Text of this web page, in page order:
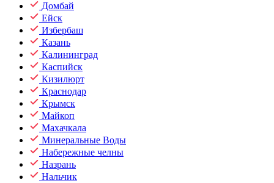
Домбай
Ейск
Избербаш
Казань
Калининград
Каспийск
Кизилюрт
Краснодар
Крымск
Майкоп
Махачкала
Минеральные Воды
Набережные челны
Назрань
Нальчик